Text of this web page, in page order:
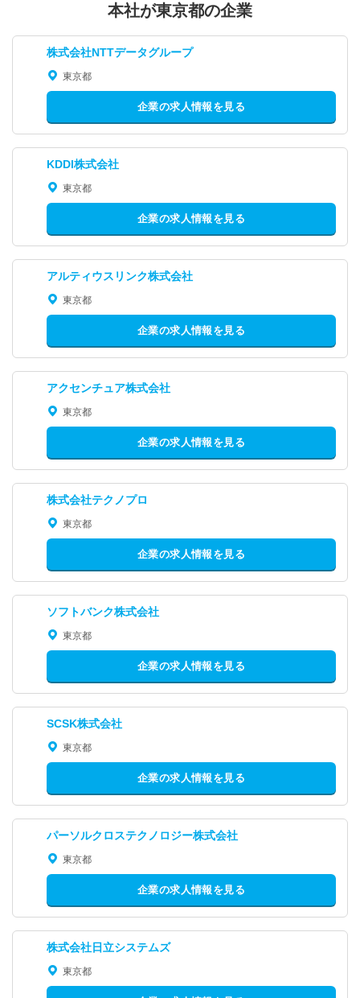
本社が東京都の企業
株式会社NTTデータグループ
東京都
企業の求人情報を見る
KDDI株式会社
東京都
企業の求人情報を見る
アルティウスリンク株式会社
東京都
企業の求人情報を見る
アクセンチュア株式会社
東京都
企業の求人情報を見る
株式会社テクノプロ
東京都
企業の求人情報を見る
ソフトバンク株式会社
東京都
企業の求人情報を見る
SCSK株式会社
東京都
企業の求人情報を見る
パーソルクロステクノロジー株式会社
東京都
企業の求人情報を見る
株式会社日立システムズ
東京都